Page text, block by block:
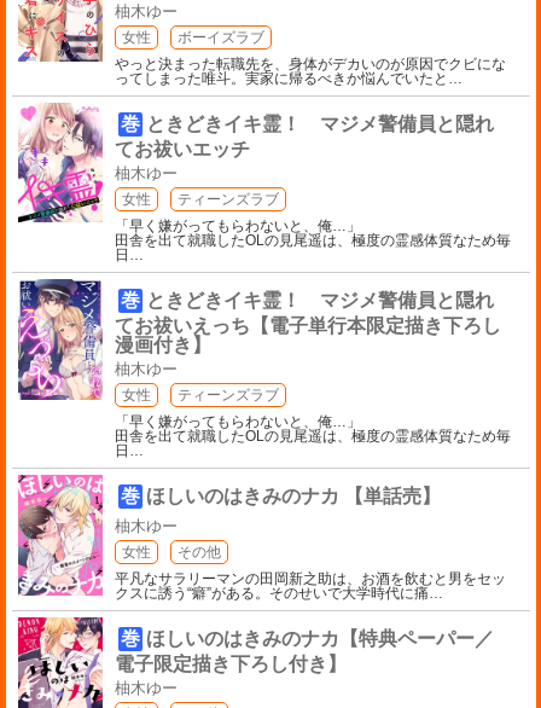
柚木ゆー
女性
ボーイズラブ
やっと決まった転職先を、身体がデカいのが原因でクビにな
ってしまった唯斗。実家に帰るべきか悩んでいたと …
巻 ときどきイキ霊！ マジメ警備員と隠れ
てお祓いエッチ
柚木ゆー
女性
ティーンズラブ
「早く嫌がってもらわないと、俺…」
田舎を出て就職したOLの見尾遥は、極度の霊感体質なため毎
日 …
巻 ときどきイキ霊！ マジメ警備員と隠れ
てお祓いえっち【電子単行本限定描き下ろし
漫画付き】
柚木ゆー
女性
ティーンズラブ
「早く嫌がってもらわないと、俺…」
田舎を出て就職したOLの見尾遥は、極度の霊感体質なため毎
日 …
巻 ほしいのはきみのナカ 【単話売】
柚木ゆー
女性
その他
平凡なサラリーマンの田岡新之助は、お酒を飲むと男をセッ
クスに誘う“癖”がある。そのせいで大学時代に痛…
巻 ほしいのはきみのナカ【特典ペーパー／
電子限定描き下ろし付き】
柚木ゆー